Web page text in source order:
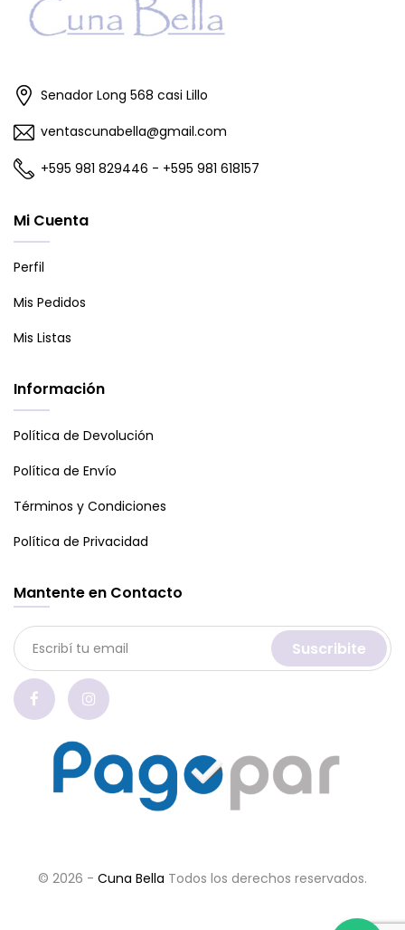
Senador Long 568 casi Lillo
ventascunabella@gmail.com
+595 981 829446 - +595 981 618157
Mi Cuenta
Perfil
Mis Pedidos
Mis Listas
Información
Política de Devolución
Política de Envío
Términos y Condiciones
Política de Privacidad
Mantente en Contacto
Suscribite
© 2026 - Cuna Bella Todos los derechos reservados.